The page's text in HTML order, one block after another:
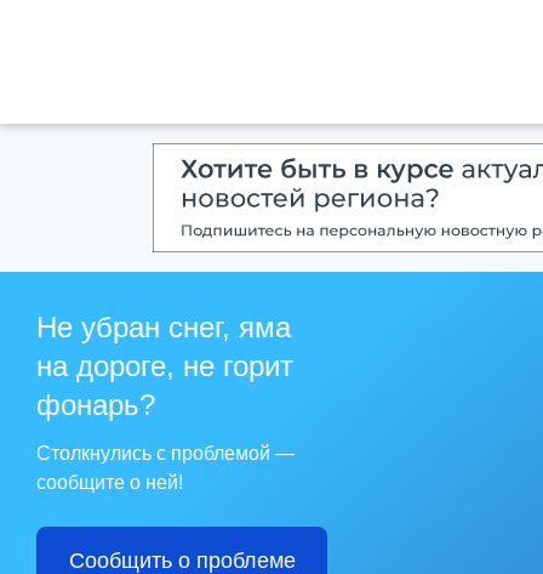
Не убран снег, яма
на дороге, не горит
фонарь?
Столкнулись с проблемой —
сообщите о ней!
Сообщить о проблеме